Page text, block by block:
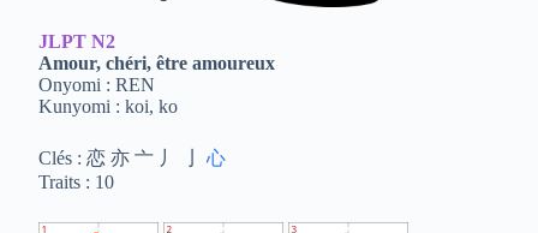
JLPT N2
Amour, chéri, être amoureux
Onyomi : REN
Kunyomi : koi, ko
Clés : 恋 亦 亠 丿 亅心
Traits : 10